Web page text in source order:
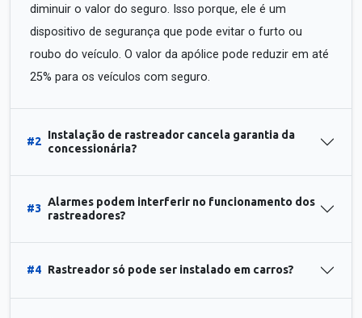
diminuir o valor do seguro. Isso porque, ele é um
dispositivo de segurança que pode evitar o furto ou
roubo do veículo. O valor da apólice pode reduzir em até
25% para os veículos com seguro.
#2
Instalação de rastreador cancela garantia da
concessionária?
#3
Alarmes podem interferir no funcionamento dos
rastreadores?
#4 Rastreador só pode ser instalado em carros?